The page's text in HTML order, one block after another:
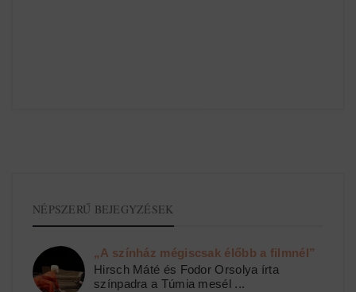
NÉPSZERŰ BEJEGYZÉSEK
„A színház mégiscsak élőbb a filmnél”
Hirsch Máté és Fodor Orsolya írta
színpadra a Túmia mesél ...